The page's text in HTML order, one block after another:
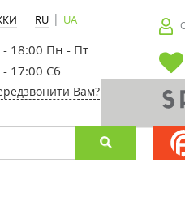
RU | UA
- 18:00 Пн - Пт
- 17:00 Сб
Вам?